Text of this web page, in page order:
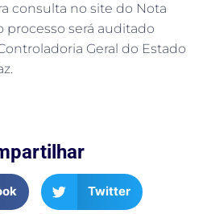
consulta no site do Nota
processo será auditado
Geral do Estado
Twitter